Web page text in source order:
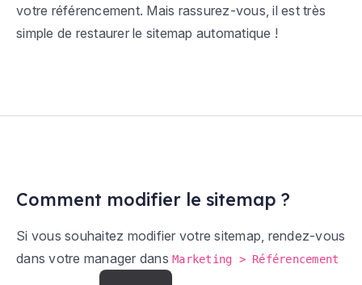
votre référencement. Mais rassurez-vous, il est très
simple de restaurer le sitemap automatique !
Comment modifier le sitemap ?
Si vous souhaitez modifier votre sitemap, rendez-vous
dans votre manager dans Marketing > Référencement